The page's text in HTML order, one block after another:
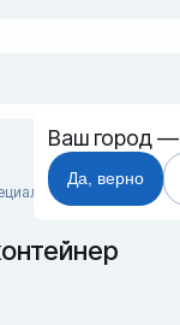
Ваш город —
Да, верно
контейнеры